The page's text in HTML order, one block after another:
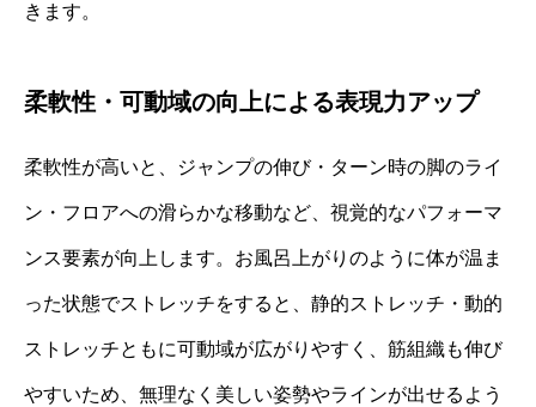
きます。
柔軟性・可動域の向上による表現力アップ
柔軟性が高いと、ジャンプの伸び・ターン時の脚のライ
ン・フロアへの滑らかな移動など、視覚的なパフォーマ
ンス要素が向上します。お風呂上がりのように体が温ま
った状態でストレッチをすると、静的ストレッチ・動的
ストレッチともに可動域が広がりやすく、筋組織も伸び
やすいため、無理なく美しい姿勢やラインが出せるよう